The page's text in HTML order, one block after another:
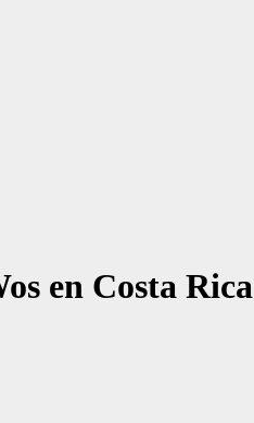
en Costa Rica